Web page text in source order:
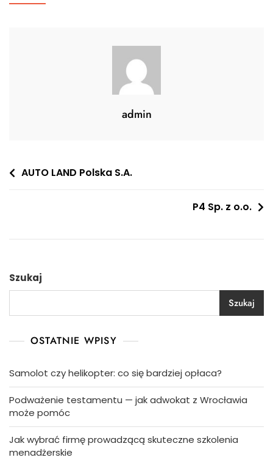
admin
Nawigacja
AUTO LAND Polska S.A.
P4 Sp. z o.o.
Szukaj
Szukaj
OSTATNIE WPISY
Samolot czy helikopter: co się bardziej opłaca?
Podważenie testamentu — jak adwokat z Wrocławia
może pomóc
Jak wybrać firmę prowadzącą skuteczne szkolenia
menadżerskie